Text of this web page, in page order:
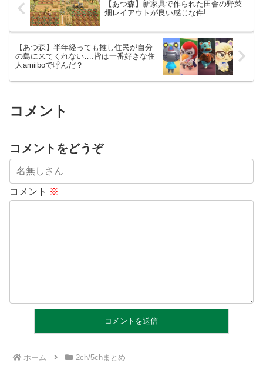
【あつ森】新家具で作られた田舎の野菜
畑レイアウトが良い感じな件!
【あつ森】半年経っても推し住民が自分
の島に来てくれない….皆は一番好きな住
人amiiboで呼んだ？
コメント
コメントをどうぞ
コメント ※
ホーム 2ch/5chまとめ